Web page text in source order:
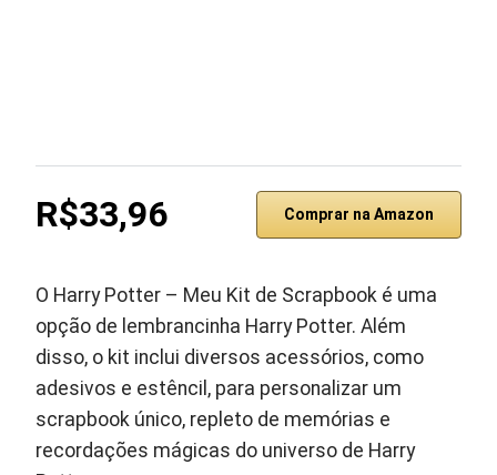
R$33,96 Comprar na Amazon
O Harry Potter – Meu Kit de Scrapbook é uma
opção de lembrancinha Harry Potter. Além
disso, o kit inclui diversos acessórios, como
adesivos e estêncil, para personalizar um
scrapbook único, repleto de memórias e
recordações mágicas do universo de Harry